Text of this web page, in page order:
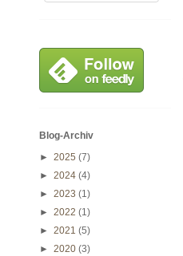
Blog-Archiv
► 2025 (7)
► 2024 (4)
► 2023 (1)
► 2022 (1)
► 2021 (5)
► 2020 (3)